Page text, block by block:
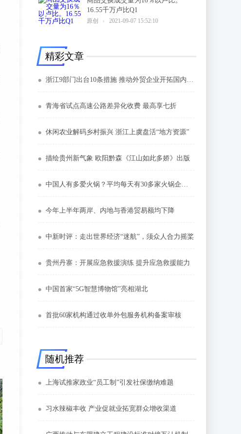
16.55千万卢比Q1
原创 2021-09-07 15:52:10
6
精彩文章
浙江9部门出台10条措施 推动外贸企业开拓国内市场
青海省试点高速公路差异化收费 最高享七折
休闲农业解码乡村振兴 浙江上虞盘活“地方资源”
描绘贵州新气象 欧阳黔森《江山如此多娇》出版
中国人有多爱火锅？平均每天有30多家火锅企业诞生
今年上半年两岸、内地与香港贸易额均下降
中新时评：走出世界经济“迷航”，须众人合力摇桨
贵州丹寨：开展应急救援演练 提升应急救援能力
中国首家“5G智慧博物馆”亮相湖北
首批60家机构通过收单外包服务机构备案审核
随机推荐
上海试推家政业“员工制”引发社保缴纳难题
习水辣椒丰收 产业促就业拓宽群众增收渠道